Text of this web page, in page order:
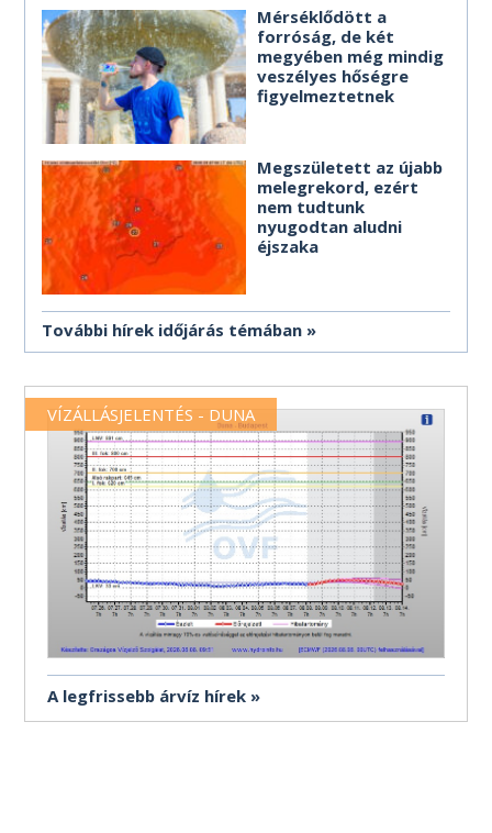
Mérséklődött a
forróság, de két
megyében még mindig
veszélyes hőségre
figyelmeztetnek
Megszületett az újabb
melegrekord, ezért
nem tudtunk
nyugodtan aludni
éjszaka
További hírek időjárás témában
VÍZÁLLÁSJELENTÉS - DUNA
A legfrissebb árvíz hírek